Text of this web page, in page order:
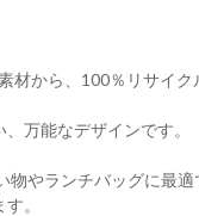
材から、100％リサイ
万能なデザインです。
やランチバッグに最適
。